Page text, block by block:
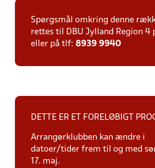
Spørgsmål omkring denne
rettes til DBU Jylland Region 4
eller på tlf: 8939 9940
DETTE ER ET FORELØBIGT
Arrangørklubben kan ændre i
datoer/tider frem til og med
17. maj.